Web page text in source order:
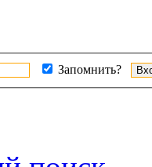
Запомнить?